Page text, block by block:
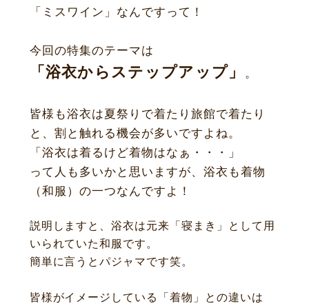
ギャラリー
イベント
店舗一覧
コラム
企業情報
ビジョン
沿革
「ミスワイン」なんですって！
今回の特集のテーマは
「浴衣からステップアップ」 。
皆様も浴衣は夏祭りで着たり旅館で着たり
と、割と触れる機会が多いですよね。
「浴衣は着るけど着物はなぁ・・・」
って人も多いかと思いますが、浴衣も着物
（和服）の一つなんですよ！
説明しますと、浴衣は元来「寝まき」として用
いられていた和服です。
簡単に言うとパジャマです笑。
皆様がイメージしている「着物」との違いは